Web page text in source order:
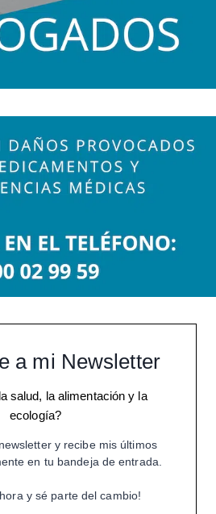
a mi Newsletter
salud, la alimentación y la
ecología?
y recibe mis últimos
en tu bandeja de entrada.
y sé parte del cambio!